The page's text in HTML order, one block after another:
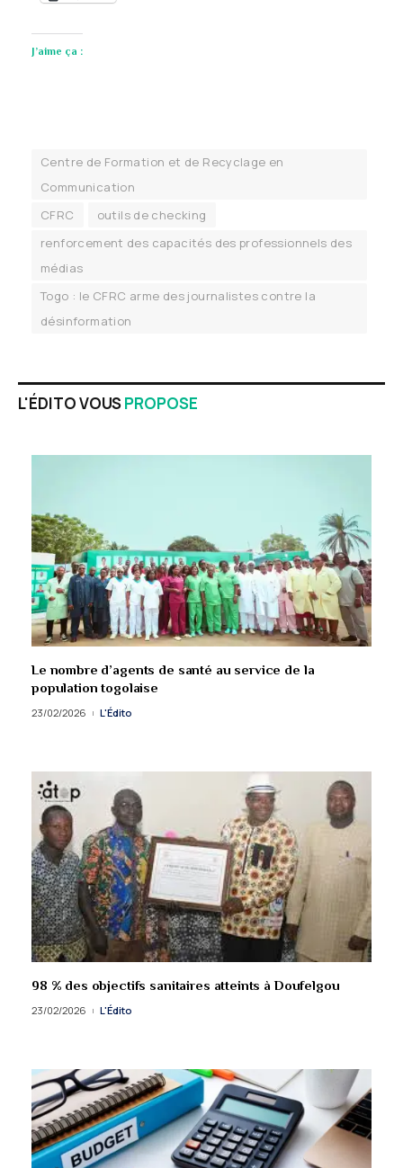
J’aime ça :
Centre de Formation et de Recyclage en
Communication
CFRC
outils de checking
renforcement des capacités des professionnels des
médias
Togo : le CFRC arme des journalistes contre la
désinformation
L'ÉDITO VOUSPROPOSE
Le nombre d’agents de santé au service de la
population togolaise
23/02/2026 L'Édito
98 % des objectifs sanitaires atteints à Doufelgou
23/02/2026 L'Édito